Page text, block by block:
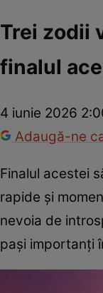
Trei zodii
finalul
4 iunie 2026
Adaugă-ne
Finalul acestei
rapide și
nevoia de
pași importanți